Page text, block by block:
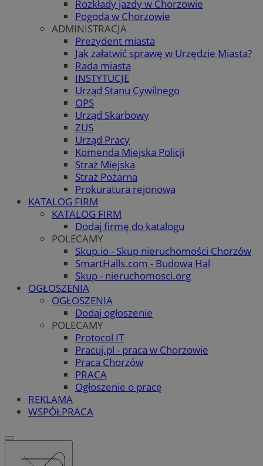
Rozkłady jazdy w Chorzowie
Pogoda w Chorzowie
ADMINISTRACJA
Prezydent miasta
Jak załatwić sprawę w Urzędzie Miasta?
Rada miasta
INSTYTUCJE
Urząd Stanu Cywilnego
OPS
Urząd Skarbowy
ZUS
Urząd Pracy
Komenda Miejska Policji
Straż Miejska
Straż Pożarna
Prokuratura rejonowa
KATALOG FIRM
KATALOG FIRM
Dodaj firmę do katalogu
POLECAMY
Skup.io - Skup nieruchomości Chorzów
SmartHalls.com - Budowa Hal
Skup - nieruchomosci.org
OGŁOSZENIA
OGŁOSZENIA
Dodaj ogłoszenie
POLECAMY
Protocol IT
Pracuj.pl - praca w Chorzowie
Praca Chorzów
PRACA
Ogłoszenie o pracę
REKLAMA
WSPÓŁPRACA